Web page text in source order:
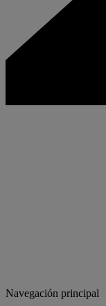
Navegación principal